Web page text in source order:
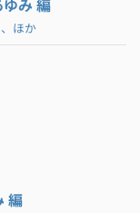
み 編
ほか
編